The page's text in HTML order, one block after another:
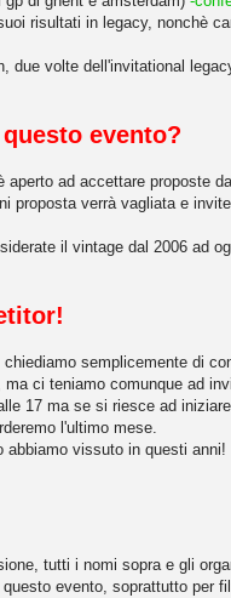
risultati in legacy, nonchè
due volte dell'invitational
evento?
aperto ad accettare proposte
proposta verrà vagliata e
il vintage dal 2006 ad
semplicemente di
ci teniamo comunque ad
17 ma se si riesce ad
l'ultimo mese.
abbiamo vissuto in questi anni!
tutti i nomi sopra e gli
evento, soprattutto